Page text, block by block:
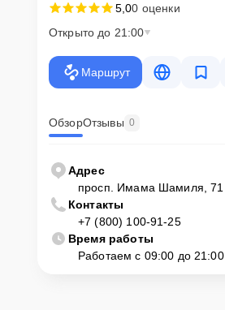
5,00 оценки
Открыто до 21:00
Маршрут
ОбзорОтзывы 0
Адрес
просп. Имама Шамиля, 71
Контакты
+7 (800) 100-91-25
Время работы
Работаем с 09:00 до 21:00